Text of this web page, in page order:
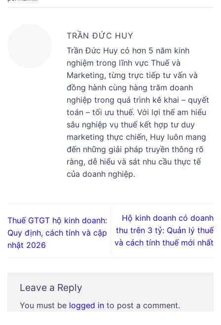
TRẦN ĐỨC HUY
Trần Đức Huy có hơn 5 năm kinh
nghiệm trong lĩnh vực Thuế và
Marketing, từng trực tiếp tư vấn và
đồng hành cùng hàng trăm doanh
nghiệp trong quá trình kê khai – quyết
toán – tối ưu thuế. Với lợi thế am hiểu
sâu nghiệp vụ thuế kết hợp tư duy
marketing thực chiến, Huy luôn mang
đến những giải pháp truyền thông rõ
ràng, dễ hiểu và sát nhu cầu thực tế
của doanh nghiệp.
Thuế GTGT hộ kinh doanh:
Quy định, cách tính và cập
nhật 2026
Hộ kinh doanh có doanh
thu trên 3 tỷ: Quản lý thuế
và cách tính thuế mới nhất
Leave a Reply
You must be logged in to post a comment.